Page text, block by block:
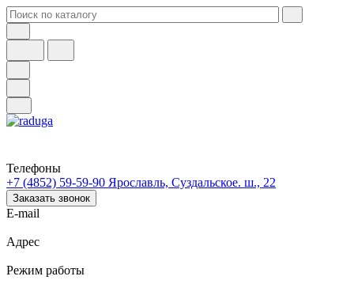
Телефоны
+7 (4852) 59-59-90 Ярославль, Суздальское. ш., 22
Заказать звонок
E-mail
Адрес
Режим работы